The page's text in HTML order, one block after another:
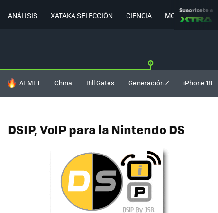
ANÁLISIS XATAKA SELECCIÓN CIENCIA MOVILIDAD
Suscríbete a
HOY SE HABLA DE
AEMET China Bill Gates Generación Z iPhone 18
DSIP, VoIP para la Nintendo DS